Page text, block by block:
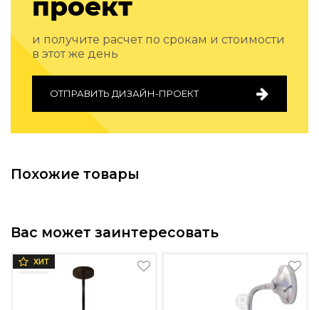
Бренды
Реализованные проекты
и получите расчет по срокам и стоимости
в этот же день
ОТПРАВИТЬ ДИЗАЙН-ПРОЕКТ
Похожие товары
Вас может заинтересовать
ХИТ